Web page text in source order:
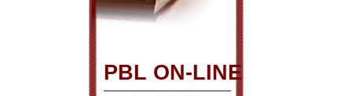
PBL ON-LINE